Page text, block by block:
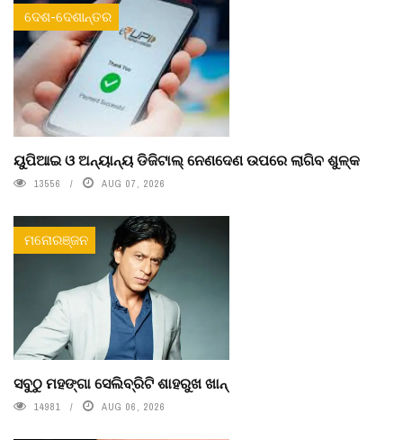
ଦେଶ-ଦେଶାନ୍ତର
ୟୁପିଆଇ ଓ ଅନ୍ୟାନ୍ୟ ଡିଜିଟାଲ୍ ନେଣଦେଣ ଉପରେ ଲାଗିବ ଶୁଳ୍କ
13556 AUG 07, 2026
ମନୋରଞ୍ଜନ
ସବୁଠୁ ମହଙ୍ଗା ସେଲିବ୍ରିଟି ଶାହରୁଖ ଖାନ୍
14981 AUG 06, 2026